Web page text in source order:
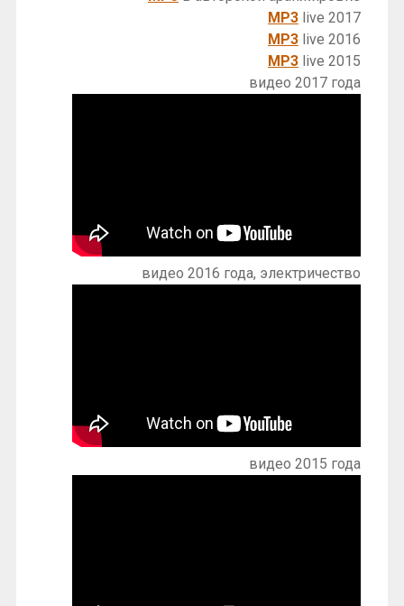
MP3 live 2017
MP3 live 2016
MP3 live 2015
видео 2017 года
видео 2016 года, электричество
видео 2015 года